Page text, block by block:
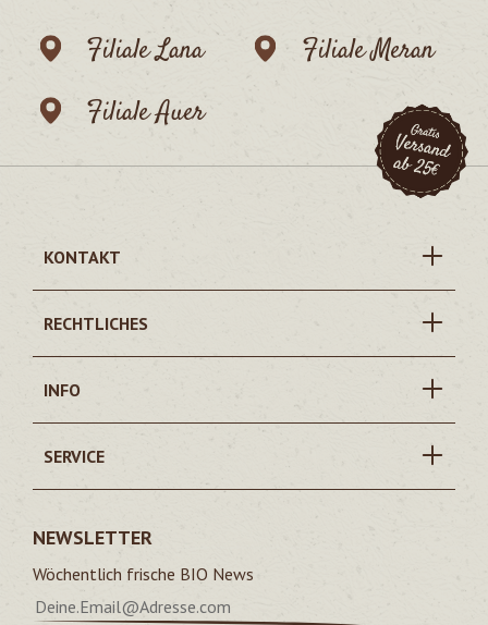
Filiale Lana
Filiale Meran
Filiale Auer
KONTAKT
RECHTLICHES
INFO
SERVICE
NEWSLETTER
Wöchentlich frische BIO News